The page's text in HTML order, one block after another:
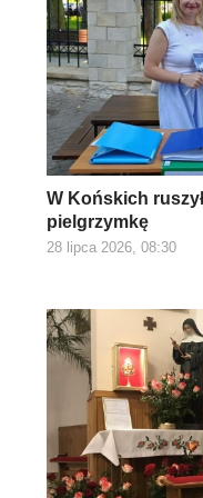
W Końskich
pielgrzymkę
28 lipca 2026, 08:30